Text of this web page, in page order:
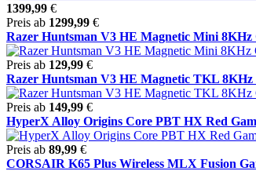
1399,99 €
Preis ab 1299,99 €
Razer Huntsman V3 HE Magnetic Mini 8KHz
Preis ab 129,99 €
Razer Huntsman V3 HE Magnetic TKL 8KHz
Preis ab 149,99 €
HyperX Alloy Origins Core PBT HX Red
Preis ab 89,99 €
CORSAIR K65 Plus Wireless MLX Fusion